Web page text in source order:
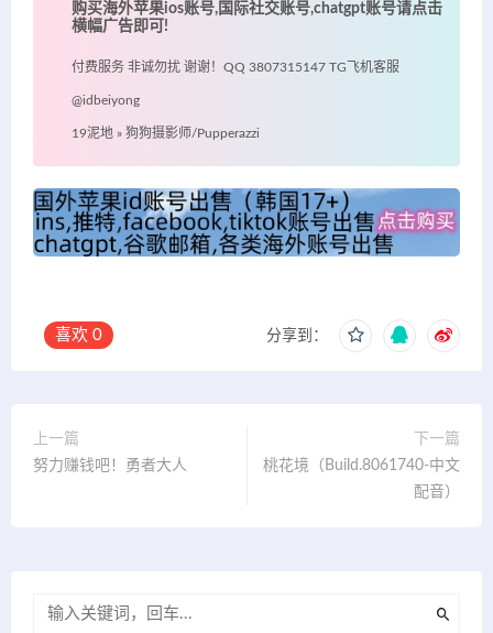
购买海外苹果ios账号,国际社交账号,chatgpt账号请点击
横幅广告即可!
付费服务 非诚勿扰 谢谢！QQ 3807315147 TG飞机客服
@idbeiyong
19泥地 » 狗狗摄影师/Pupperazzi
喜欢 0 分享到：
上一篇
努力赚钱吧！勇者大人
下一篇
桃花境（Build.8061740-中文
配音）